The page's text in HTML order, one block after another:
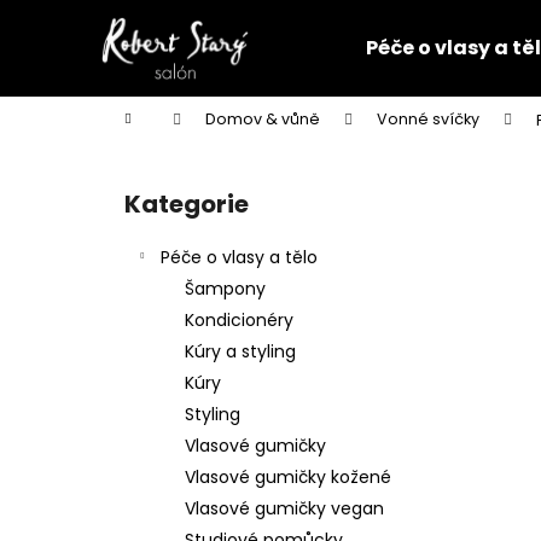
Péče o vlasy a
Domů Domov & vůně Vonné svíčky
Přeskočit
kategorie
Kategorie
Péče o vlasy a tělo
Šampony
Kondicionéry
Kúry a styling
Kúry
Styling
Vlasové gumičky
Vlasové gumičky kožené
Vlasové gumičky vegan
í
Zpět
do
Zpět
do
VLASOVÁ GUMIČKA ČERNÁ